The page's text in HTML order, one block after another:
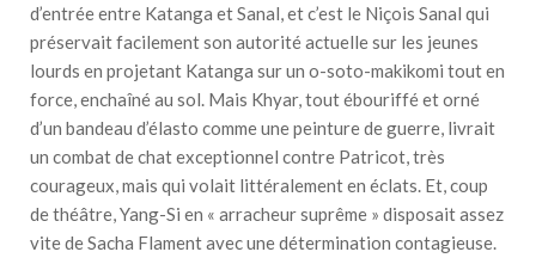
d’entrée entre Katanga et Sanal, et c’est le Niçois Sanal qui
préservait facilement son autorité actuelle sur les jeunes
lourds en projetant Katanga sur un o-soto-makikomi tout en
force, enchaîné au sol. Mais Khyar, tout ébouriffé et orné
d’un bandeau d’élasto comme une peinture de guerre, livrait
un combat de chat exceptionnel contre Patricot, très
courageux, mais qui volait littéralement en éclats. Et, coup
de théâtre, Yang-Si en « arracheur suprême » disposait assez
vite de Sacha Flament avec une détermination contagieuse.